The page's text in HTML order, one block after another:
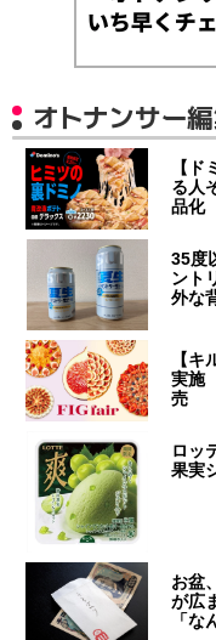
オトナンサー
【
る人
品化
35度
ント
外な
【
実施
売
ロッ
果実
お盆
が広
「